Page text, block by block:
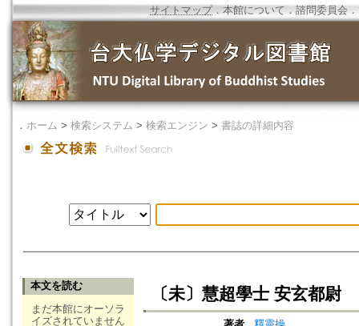
サイトマップ．本館について ． 諮問委員会 ．
． ホーム > 検索システム > 検索エンジン > 書誌の詳細内容
本文を読む
まだ本館にオーソラ
イズされていません
〔未〕慧超學士 安玄都尉